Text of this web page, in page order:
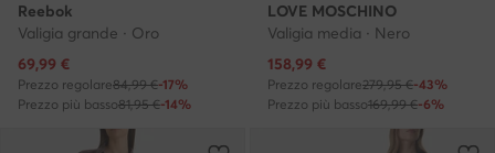
Reebok
Valigia grande · Oro
Prezzo attuale
69,99 €
Prezzo regolare84,99 €-17%
Prezzo più basso81,95 €-14%
LOVE MOSCHINO
Valigia media · Nero
Prezzo attuale
158,99 €
Prezzo regolare279,95 €-43%
Prezzo più basso169,99 €-6%